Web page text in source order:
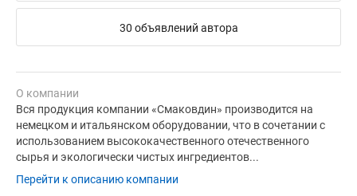
30 объявлений автора
О компании
Вся продукция компании «Смаковдин» производится на
немецком и итальянском оборудовании, что в сочетании с
использованием высококачественного отечественного
сырья и экологически чистых ингредиентов...
Перейти к описанию компании